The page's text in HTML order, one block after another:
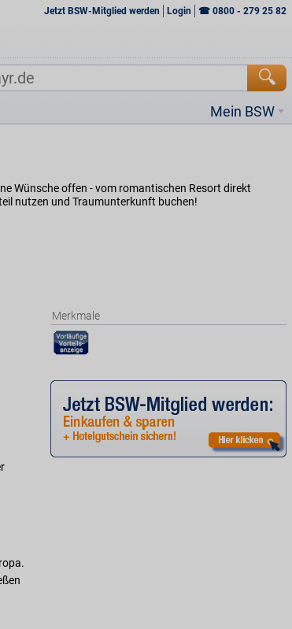
Jetzt BSW-Mitglied werden Login ☎ 0800 - 279 25 82
Mein BSW
Wünsche offen - vom romantischen Resort direkt
nutzen und Traumunterkunft buchen!
Merkmale